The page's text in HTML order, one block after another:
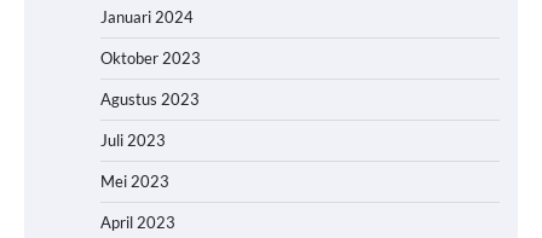
Januari 2024
Oktober 2023
Agustus 2023
Juli 2023
Mei 2023
April 2023